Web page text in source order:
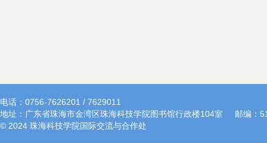
电话：0756-7626201 / 7629011
地址：广东省珠海市金湾区珠海科技学院图书馆行政楼104室
邮编：
© 2024 珠海科技学院国际交流与合作处